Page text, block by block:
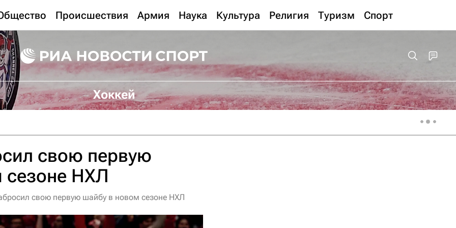
Происшествия Армия Наука Культура Религия Туризм Спорт
Хоккей
свою первую
НХЛ
свою первую шайбу в новом сезоне НХЛ